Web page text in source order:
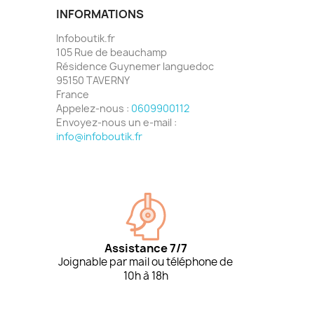
INFORMATIONS
Infoboutik.fr
105 Rue de beauchamp
Résidence Guynemer languedoc
95150 TAVERNY
France
Appelez-nous : 0609900112
Envoyez-nous un e-mail :
info@infoboutik.fr
Assistance 7/7
Joignable par mail ou téléphone de
10h à 18h